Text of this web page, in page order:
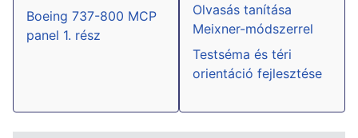
Boeing 737-800 MCP
panel 1. rész
Olvasás tanítása
Meixner-módszerrel
Testséma és téri
orientáció fejlesztése